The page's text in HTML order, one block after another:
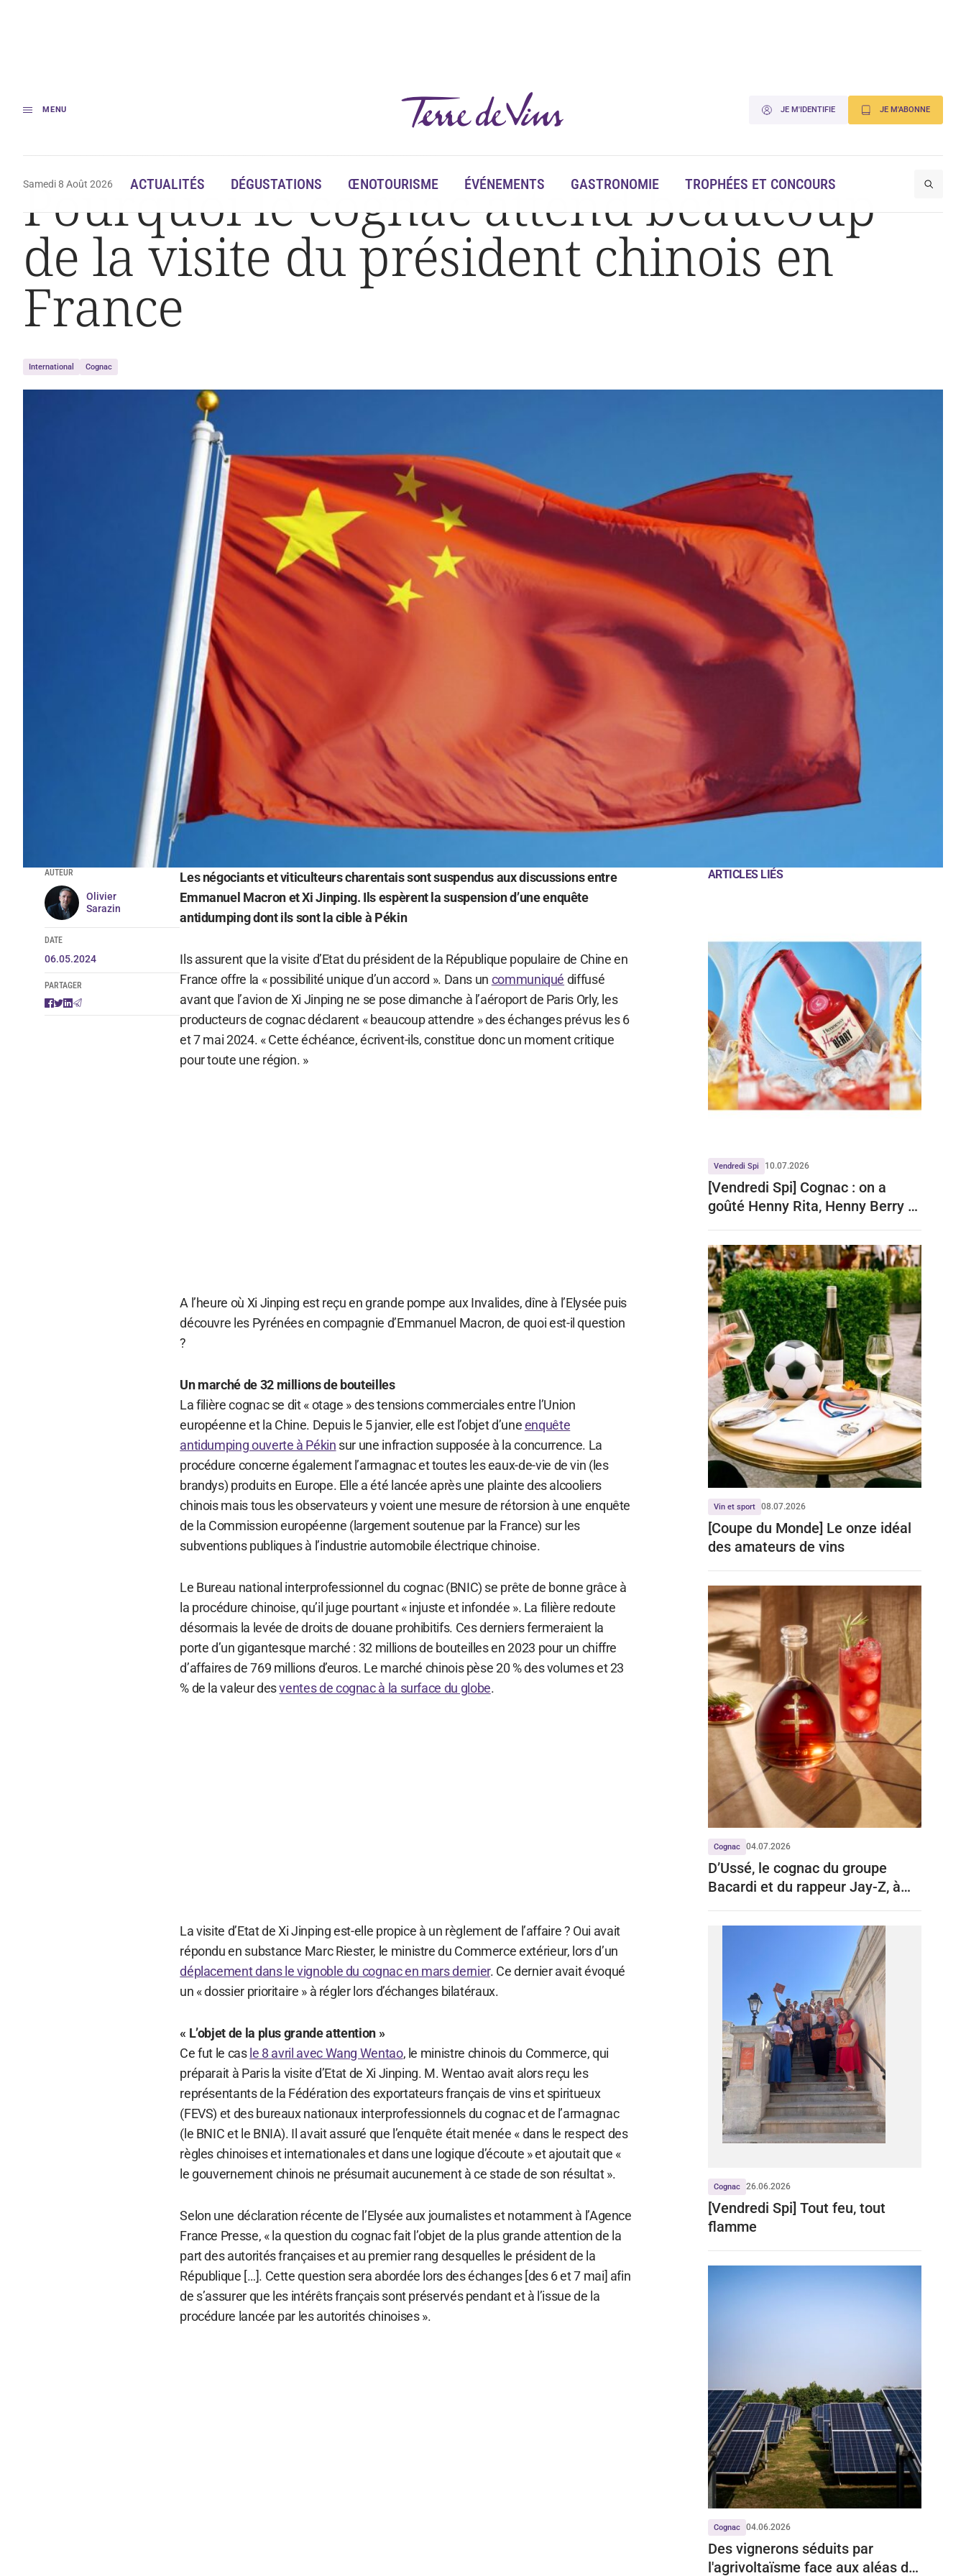
MENU JE M'IDENTIFIE JE M'ABONNE
Samedi 8 Août 2026 ACTUALITÉS DÉGUSTATIONS ŒNOTOURISME ÉVÉNEMENTS GASTRONOMIE TROPHÉES ET CONCOURS
Accueil Actualités Pourquoi le cognac attend beaucoup de la visite du président chinois en France
Pourquoi le cognac attend beaucoup
de la visite du président chinois en
France
International Cognac
AUTEUR
Olivier
Sarazin
DATE
06.05.2024
PARTAGER
Les négociants et viticulteurs charentais sont suspendus aux discussions entre
Emmanuel Macron et Xi Jinping. Ils espèrent la suspension d’une enquête
antidumping dont ils sont la cible à Pékin
Ils assurent que la visite d’Etat du président de la République populaire de Chine en
France offre la « possibilité unique d’un accord ». Dans un communiqué diffusé
avant que l’avion de Xi Jinping ne se pose dimanche à l’aéroport de Paris Orly, les
producteurs de cognac déclarent « beaucoup attendre » des échanges prévus les 6
et 7 mai 2024. « Cette échéance, écrivent-ils, constitue donc un moment critique
pour toute une région. »
A l’heure où Xi Jinping est reçu en grande pompe aux Invalides, dîne à l’Elysée puis
découvre les Pyrénées en compagnie d’Emmanuel Macron, de quoi est-il question
?
Un marché de 32 millions de bouteilles
La filière cognac se dit « otage » des tensions commerciales entre l’Union
européenne et la Chine. Depuis le 5 janvier, elle est l’objet d’uneenquête
antidumping ouverte à Pékin sur une infraction supposée à la concurrence. La
procédure concerne également l’armagnac et toutes les eaux-de-vie de vin (les
brandys) produits en Europe. Elle a été lancée après une plainte des alcooliers
chinois mais tous les observateurs y voient une mesure de rétorsion à une enquête
de la Commission européenne (largement soutenue par la France) sur les
subventions publiques à l’industrie automobile électrique chinoise.
Le Bureau national interprofessionnel du cognac (BNIC) se prête de bonne grâce à
la procédure chinoise, qu’il juge pourtant « injuste et infondée ». La filière redoute
désormais la levée de droits de douane prohibitifs. Ces derniers fermeraient la
porte d’un gigantesque marché : 32 millions de bouteilles en 2023 pour un chiffre
d’affaires de 769 millions d’euros. Le marché chinois pèse 20 % des volumes et 23
% de la valeur desventes de cognac à la surface du globe.
La visite d’Etat de Xi Jinping est-elle propice à un règlement de l’affaire ? Oui avait
répondu en substance Marc Riester, le ministre du Commerce extérieur, lors d’un
déplacement dans le vignoble du cognac en mars dernier. Ce dernier avait évoqué
un « dossier prioritaire » à régler lors d’échanges bilatéraux.
« L’objet de la plus grande attention »
Ce fut le casle 8 avril avec Wang Wentao, le ministre chinois du Commerce, qui
préparait à Paris la visite d’Etat de Xi Jinping. M. Wentao avait alors reçu les
représentants de la Fédération des exportateurs français de vins et spiritueux
(FEVS) et des bureaux nationaux interprofessionnels du cognac et de l’armagnac
(le BNIC et le BNIA). Il avait assuré que l’enquête était menée « dans le respect des
règles chinoises et internationales et dans une logique d’écoute » et ajoutait que «
le gouvernement chinois ne présumait aucunement à ce stade de son résultat ».
Selon une déclaration récente de l’Elysée aux journalistes et notamment à l’Agence
France Presse, « la question du cognac fait l’objet de la plus grande attention de la
part des autorités françaises et au premier rang desquelles le président de la
République […]. Cette question sera abordée lors des échanges [des 6 et 7 mai] afin
de s’assurer que les intérêts français sont préservés pendant et à l’issue de la
procédure lancée par les autorités chinoises ».
ARTICLES LIÉS
Vendredi Spi 10.07.2026
[Vendredi Spi] Cognac : on a
goûté Henny Rita, Henny Berry et
Vin et sport 08.07.2026
[Coupe du Monde] Le onze idéal
des amateurs de vins
Cognac 04.07.2026
D’Ussé, le cognac du groupe
Bacardi et du rappeur Jay-Z, à
Cognac 26.06.2026
[Vendredi Spi] Tout feu, tout
flamme
Cognac 04.06.2026
Des vignerons séduits par
l'agrivoltaïsme face aux aléas du